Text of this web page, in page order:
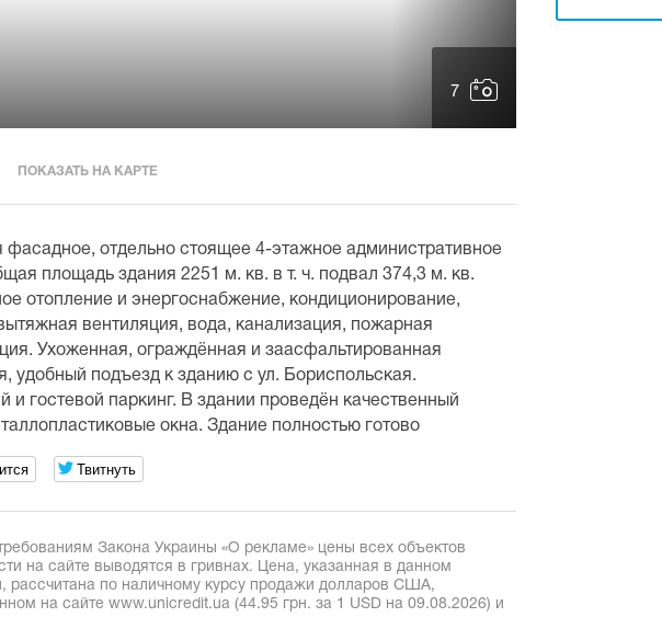
7
ПОКАЗАТЬ НА КАРТЕ
фасадное, отдельно стоящее 4-этажное административное
площадь здания 2251 м. кв. в т. ч. подвал 374,3 м. кв.
отопление и энергоснабжение, кондиционирование,
вентиляция, вода, канализация, пожарная
Ухоженная, ограждённая и заасфальтированная
удобный подъезд к зданию с ул. Бориспольская.
и гостевой паркинг. В здании проведён качественный
окна. Здание полностью готово
Твитнуть
Закона Украины «О рекламе» цены всех объектов
на сайте выводятся в гривнах. Цена, указанная в данном
рассчитана по наличному курсу продажи долларов США,
на сайте www.unicredit.ua (44.95 грн. за 1 USD на 09.08.2026) и